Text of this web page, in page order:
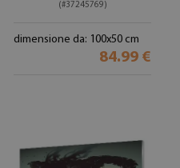
(#37245769)
dimensione da: 100x50 cm
84.99 €